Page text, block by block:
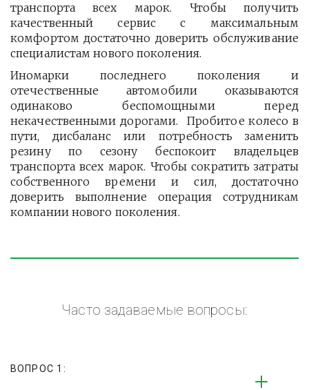
транспорта всех марок. Чтобы получить
качественный сервис с максимальным
комфортом достаточно доверить обслуживание
специалистам нового поколения.
Иномарки последнего поколения и
отечественные автомобили оказываются
одинаково беспомощными перед
некачественными дорогами. Пробитое колесо в
пути, дисбаланс или потребность заменить
резину по сезону беспокоит владельцев
транспорта всех марок. Чтобы сократить затраты
собственного времени и сил, достаточно
доверить выполнение операция сотрудникам
компании нового поколения.
Часто задаваемые вопросы:
ВОПРОС 1: